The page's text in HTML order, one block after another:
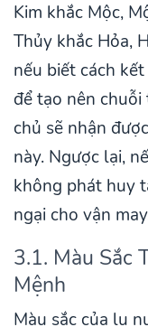
Kim khắc Mộc,
Thủy khắc Hỏa,
nếu biết cách
để tạo nên
chủ sẽ nhận
này. Ngược lại,
không phát huy
ngại cho vận
3.1. Màu Sắc
Mệnh
Màu sắc của lu